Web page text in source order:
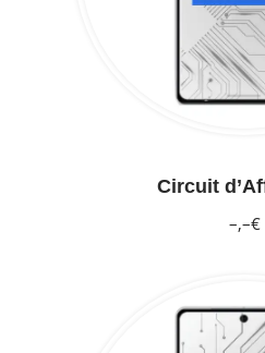
Circuit
–,–€